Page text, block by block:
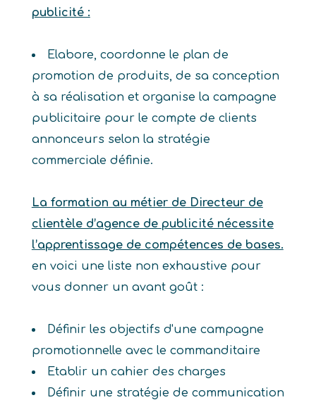
publicité :
Elabore, coordonne le plan de
promotion de produits, de sa conception
à sa réalisation et organise la campagne
publicitaire pour le compte de clients
annonceurs selon la stratégie
commerciale définie.
La formation au métier de Directeur de
clientèle d’agence de publicité nécessite
l’apprentissage de compétences de bases.
en voici une liste non exhaustive pour
vous donner un avant goût :
Définir les objectifs d'une campagne
promotionnelle avec le commanditaire
Etablir un cahier des charges
Définir une stratégie de communication